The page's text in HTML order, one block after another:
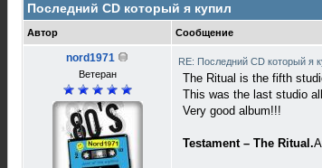
Последний CD который я купил
Автор Сообщение
nord1971
Ветеран
RE: Последний CD который я
The Ritual is the fifth
This was the last studio
Very good album!!!
Testament – The Ritual.